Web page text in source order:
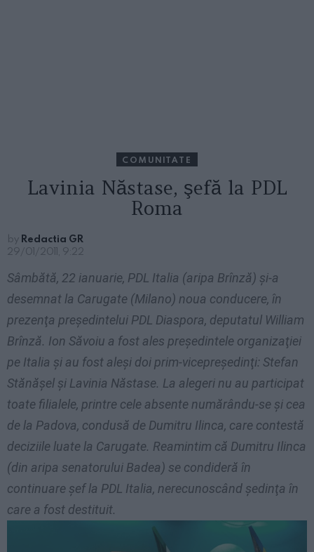
COMUNITATE
Lavinia Năstase, şefă la PDL
Roma
by Redactia GR
29/01/2011, 9:22
Sâmbătă, 22 ianuarie, PDL Italia (aripa Brînză) şi-a
desemnat la Carugate (Milano) noua conducere, în
prezenţa preşedintelui PDL Diaspora, deputatul William
Brînză. Ion Săvoiu a fost ales preşedintele organizaţiei
pe Italia şi au fost aleşi doi prim-vicepreşedinţi: Stefan
Stănăşel şi Lavinia Năstase. La alegeri nu au participat
toate filialele, printre cele absente numărându-se şi cea
de la Padova, condusă de Dumitru Ilinca, care contestă
deciziile luate la Carugate. Reamintim că Dumitru Ilinca
(din aripa senatorului Badea) se condideră în
continuare şef la PDL Italia, nerecunoscând şedinţa în
care a fost destituit.